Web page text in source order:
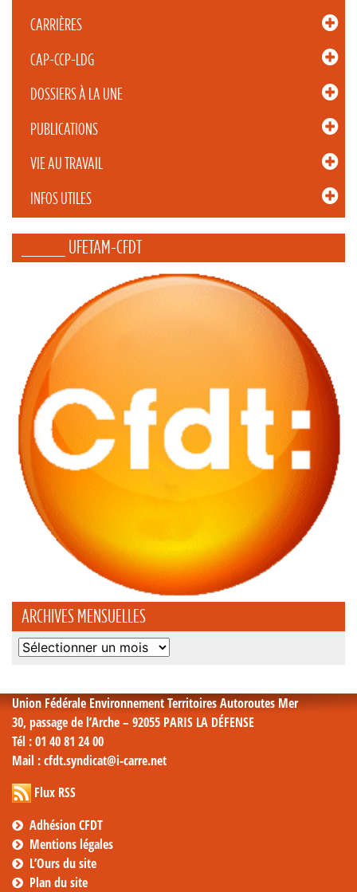
CARRIÈRES
CAP-CCP-LDG
DOSSIERS À LA UNE
PUBLICATIONS
VIE AU TRAVAIL
INFOS UTILES
_____ UFETAM-CFDT
ARCHIVES MENSUELLES
Archives
Union Fédérale Environnement Territoires Autoroutes Mer
30, passage de l’Arche – 92055 PARIS LA DÉFENSE
Tél : 01 40 81 24 00
Mail : cfdt.syndicat@i-carre.net
Flux RSS
Adhésion CFDT
Mentions légales
L’Ours du site
Plan du site